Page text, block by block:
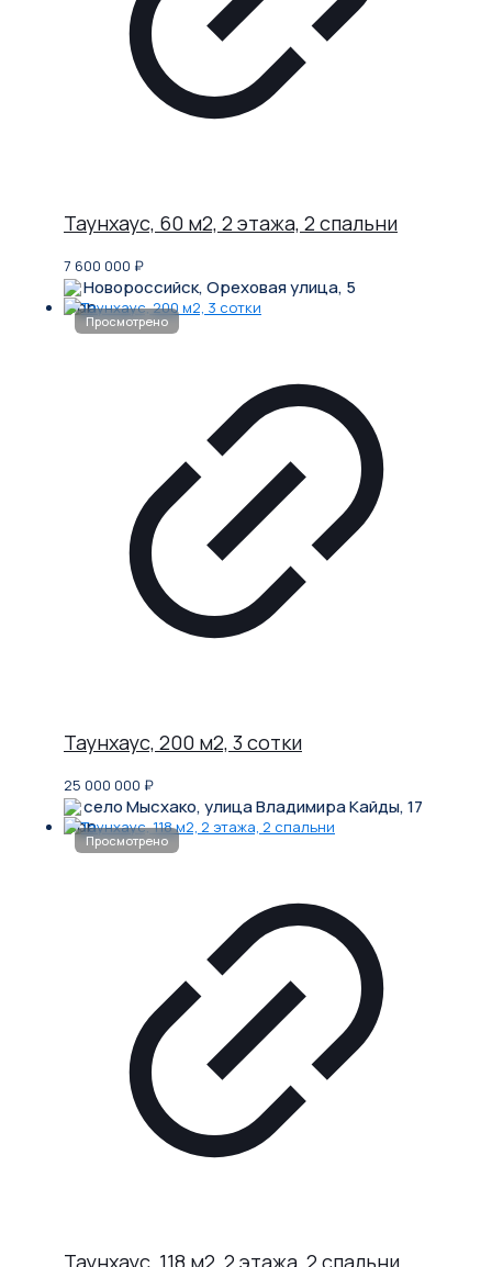
Таунхаус, 60 м2, 2 этажа, 2 спальни
7 600 000 ₽
Новороссийск, Ореховая улица, 5
Таунхаус, 200 м2, 3 сотки
25 000 000 ₽
село Мысхако, улица Владимира Кайды, 17
Таунхаус, 118 м2, 2 этажа, 2 спальни